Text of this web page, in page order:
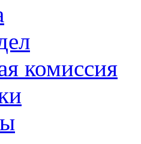
комиссия